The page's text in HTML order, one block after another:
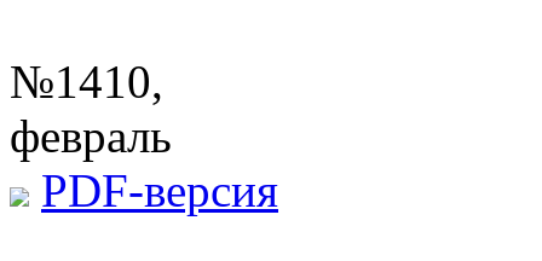
№1410,
февраль
PDF-версия